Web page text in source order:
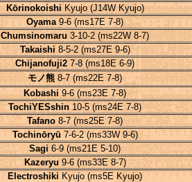
Kōrinokoishi Kyujo (J14W Kyujo)
Oyama9-6 (ms17E 7-8)
Chumsinomaru 3-10-2 (ms22W 8-7)
Takaishi 8-5-2 (ms27E 9-6)
Chijanofuji2 7-8 (ms18E 6-9)
モノ熊 8-7 (ms22E 7-8)
Kobashi 9-6 (ms23E 7-8)
TochiYESshin 10-5 (ms24E 7-8)
Tafano 8-7 (ms25E 7-8)
Tochinōryū 7-6-2 (ms33W 9-6)
Sagi 6-9 (ms21E 5-10)
Kazeryu 9-6 (ms33E 8-7)
Electroshiki Kyujo (ms5E Kyujo)